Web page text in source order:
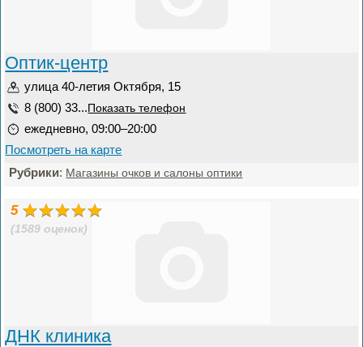
Оптик-центр
улица 40-летия Октября, 15
8 (800) 33... Показать телефон
ежедневно, 09:00–20:00
Посмотреть на карте
Рубрики: Магазины очков и салоны оптики
5
(1589 оценок)
ДНК клиника